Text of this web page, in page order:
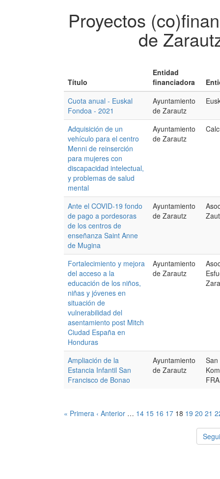
Proyectos
de
Título
Entidad
financiadora
Cuota anual - Euskal
Fondoa - 2021
Ayuntamiento
de Zarautz
Adquisición de un
vehículo para el centro
Menni de reinserción
para mujeres con
discapacidad intelectual,
y problemas de salud
mental
Ayuntamiento
de Zarautz
Ante el COVID-19 fondo
de pago a pordesoras
de los centros de
enseñanza Saint Anne
de Mugina
Ayuntamiento
de Zarautz
Fortalecimiento y mejora
del acceso a la
educación de los niños,
niñas y jóvenes en
situación de
vulnerabilidad del
asentamiento post Mitch
Ciudad España en
Honduras
Ayuntamiento
de Zarautz
Ampliación de la
Estancia Infantil San
Francisco de Bonao
Ayuntamiento
de Zarautz
San
« Primera ‹ Anterior … 14 15 16 17 18 19 20 21